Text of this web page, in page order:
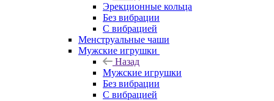
Эрекционные кольца
Без вибрации
С вибрацией
Менструальные чаши
Мужские игрушки
Назад
Мужские игрушки
Без вибрации
С вибрацией